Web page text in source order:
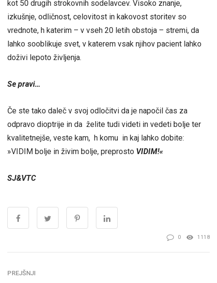
kot 50 drugih strokovnih sodelavcev. Visoko znanje,
izkušnje, odličnost, celovitost in kakovost storitev so
vrednote, h katerim – v vseh 20 letih obstoja – stremi, da
lahko sooblikuje svet, v katerem vsak njihov pacient lahko
doživi lepoto življenja.
Se pravi…
Če ste tako daleč v svoj odločitvi da je napočil čas za
odpravo dioptrije in da želite tudi videti in vedeti bolje ter
kvalitetnejše, veste kam, h komu in kaj lahko dobite:
»VIDIM bolje in živim bolje, preprosto VIDIM!«
SJ&VTC
0 1118
PREJŠNJI